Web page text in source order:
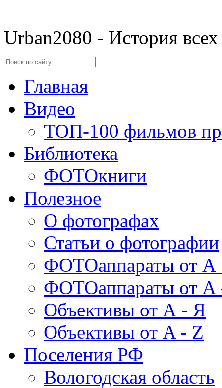
Urban2080 - История
Главная
Видео
ТОП-100 фильмов
Библиотека
ФОТОкниги
Полезное
О фотографах
Статьи о фотографии
ФОТОаппараты от А
ФОТОаппараты от A
Объективы от А - Я
Объективы от A - Z
Поселения РФ
Вологодская область